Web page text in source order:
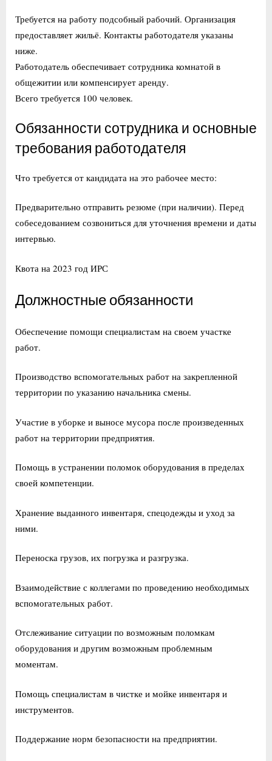
Требуется на работу подсобный рабочий. Организация
предоставляет жильё. Контакты работодателя указаны
ниже.
Работодатель обеспечивает сотрудника комнатой в
общежитии или компенсирует аренду.
Всего требуется 100 человек.
Обязанности сотрудника и основные
требования работодателя
Что требуется от кандидата на это рабочее место:
Предварительно отправить резюме (при наличии). Перед
собеседованием созвониться для уточнения времени и даты
интервью.
Квота на 2023 год ИРС
Должностные обязанности
Обеспечение помощи специалистам на своем участке
работ.
Производство вспомогательных работ на закрепленной
территории по указанию начальника смены.
Участие в уборке и выносе мусора после произведенных
работ на территории предприятия.
Помощь в устранении поломок оборудования в пределах
своей компетенции.
Хранение выданного инвентаря, спецодежды и уход за
ними.
Переноска грузов, их погрузка и разгрузка.
Взаимодействие с коллегами по проведению необходимых
вспомогательных работ.
Отслеживание ситуации по возможным поломкам
оборудования и другим возможным проблемным
моментам.
Помощь специалистам в чистке и мойке инвентаря и
инструментов.
Поддержание норм безопасности на предприятии.